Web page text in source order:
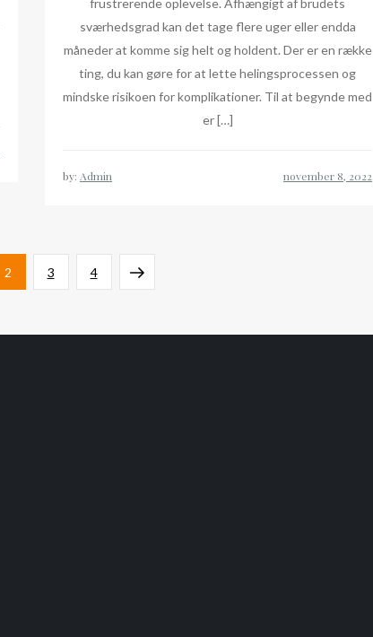
frustrerende oplevelse. Afhængigt af brudets
sværhedsgrad kan det tage flere uger eller endda
måneder at komme sig helt og holdent. Der er en række
ting, du kan gøre for at lette helingsprocessen og
mindske risikoen for komplikationer. Til at begynde med
er […]
by: Admin
Page
2 Page
3 Page
4 Next